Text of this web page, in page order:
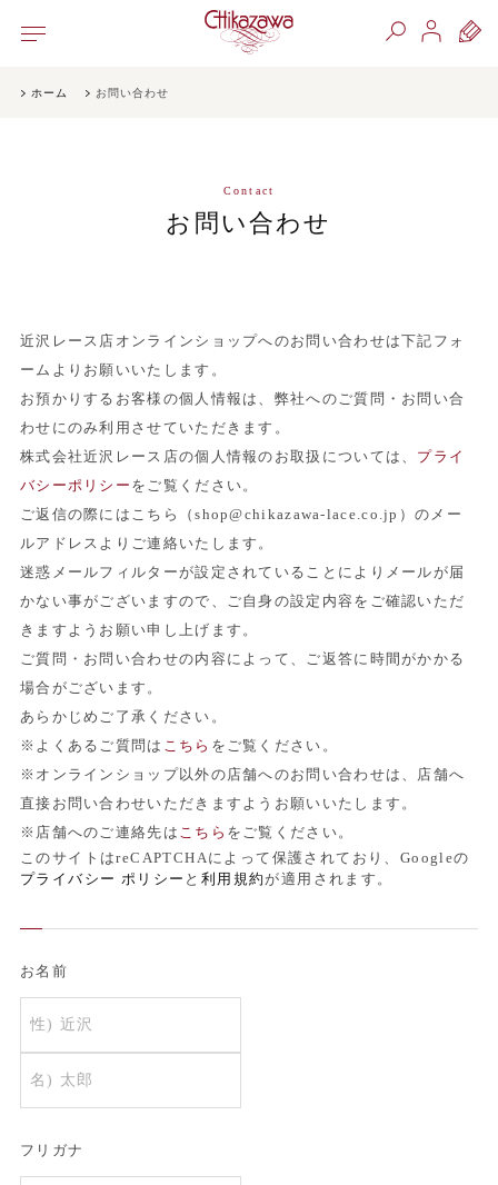
ホーム お問い合わせ
Contact
お問い合わせ
近沢レース店オンラインショップへのお問い合わせは下記フォ
ームよりお願いいたします。
お預かりするお客様の個人情報は、弊社へのご質問・お問い合
わせにのみ利用させていただきます。
株式会社近沢レース店の個人情報のお取扱については、 プライ
バシーポリシー をご覧ください。
ご返信の際にはこちら（shop@chikazawa-lace.co.jp）のメー
ルアドレスよりご連絡いたします。
迷惑メールフィルターが設定されていることによりメールが届
かない事がございますので、ご自身の設定内容をご確認いただ
きますようお願い申し上げます。
ご質問・お問い合わせの内容によって、ご返答に時間がかかる
場合がございます。
あらかじめご了承ください。
※よくあるご質問は こちら をご覧ください。
※オンラインショップ以外の店舗へのお問い合わせは、店舗へ
直接お問い合わせいただきますようお願いいたします。
※店舗へのご連絡先は こちら をご覧ください。
このサイトはreCAPTCHAによって保護されており、Googleの
プライバシー ポリシー と 利用規約が適用されます。
お名前
フリガナ